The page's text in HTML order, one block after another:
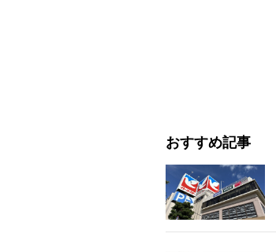
おすすめ記事